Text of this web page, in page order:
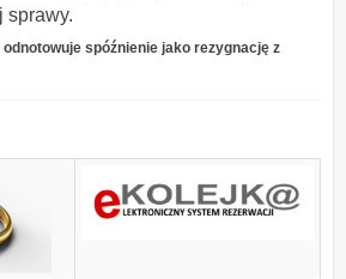
sprawy.
spóźnienie jako rezygnację z